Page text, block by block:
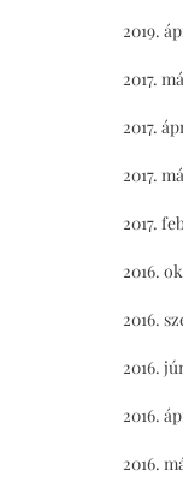
2019.
2017.
2017.
2017.
2017.
2016.
2016.
2016.
2016.
2016.